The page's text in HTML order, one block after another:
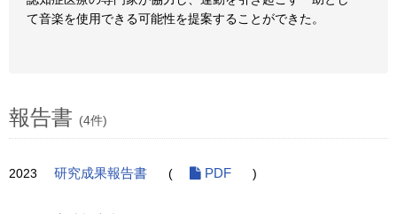
て音楽を使用できる可能性を提案することができた。
報告書 (4件)
2023 研究成果報告書 ( PDF )